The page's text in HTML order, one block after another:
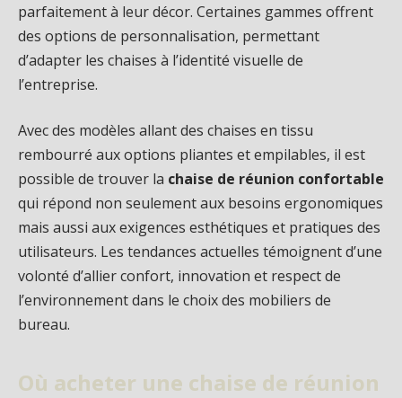
parfaitement à leur décor. Certaines gammes offrent
des options de personnalisation, permettant
d’adapter les chaises à l’identité visuelle de
l’entreprise.
Avec des modèles allant des chaises en tissu
rembourré aux options pliantes et empilables, il est
possible de trouver la chaise de réunion confortable
qui répond non seulement aux besoins ergonomiques
mais aussi aux exigences esthétiques et pratiques des
utilisateurs. Les tendances actuelles témoignent d’une
volonté d’allier confort, innovation et respect de
l’environnement dans le choix des mobiliers de
bureau.
Où acheter une chaise de réunion